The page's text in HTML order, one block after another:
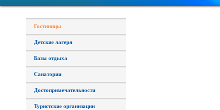
Гостиницы
Детские лагеря
Базы отдыха
Санатории
Достопримечательности
Туристские организации